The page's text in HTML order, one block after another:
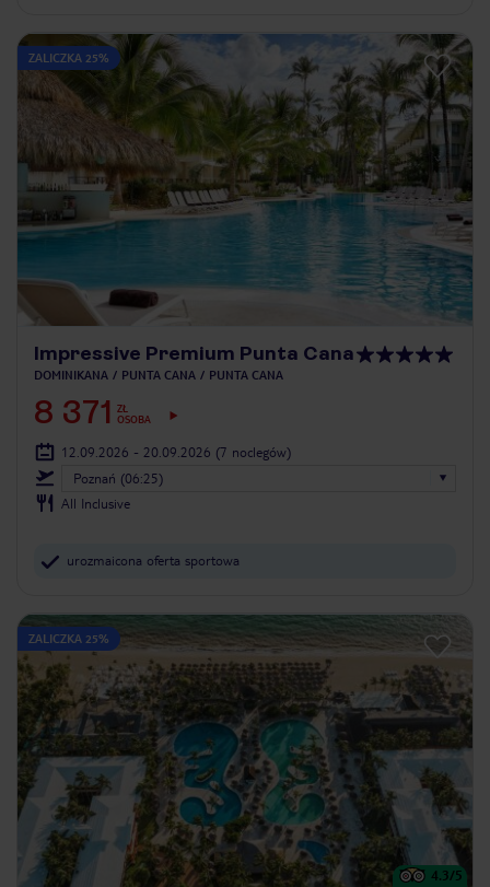
ZALICZKA 25%
Impressive Premium Punta Cana
DOMINIKANA PUNTA CANA PUNTA CANA
8 371
ZŁ
OSOBA
12.09.2026 - 20.09.2026 (7 noclegów)
Poznań (06:25)
All Inclusive
urozmaicona oferta sportowa
ZALICZKA 25%
4.3/5